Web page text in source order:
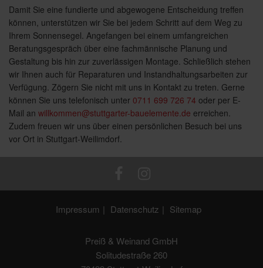
Damit Sie eine fundierte und abgewogene Entscheidung treffen
können, unterstützen wir Sie bei jedem Schritt auf dem Weg zu
Ihrem Sonnensegel. Angefangen bei einem umfangreichen
Beratungsgespräch über eine fachmännische Planung und
Gestaltung bis hin zur zuverlässigen Montage. Schließlich stehen
wir Ihnen auch für Reparaturen und Instandhaltungsarbeiten zur
Verfügung. Zögern Sie nicht mit uns in Kontakt zu treten. Gerne
können Sie uns telefonisch unter 0711 699 726 74 oder per E-
Mail an willkommen@stuttgarter-bauelemente.de erreichen.
Zudem freuen wir uns über einen persönlichen Besuch bei uns
vor Ort in Stuttgart-Weilimdorf.
Impressum Datenschutz Sitemap
Preiß & Weinand GmbH
Solitudestraße 260